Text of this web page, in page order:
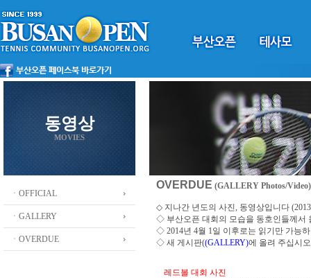
동영상
MOVIES
ㆍOFFICIAL
ㆍGALLERY
ㆍOVERDUE
OVERDUE (GALLERY Photos/Video)
◇ 지나간 년도의 사진, 동영상입니다
◇ 부산오픈 대회의 모습을 동호인들께서
◇ 2014년 4월 1일 이후로는 읽기만 가능
◇ 새 게시판((GALLERY)에 올려 주십시오
레드볼 대회 사진